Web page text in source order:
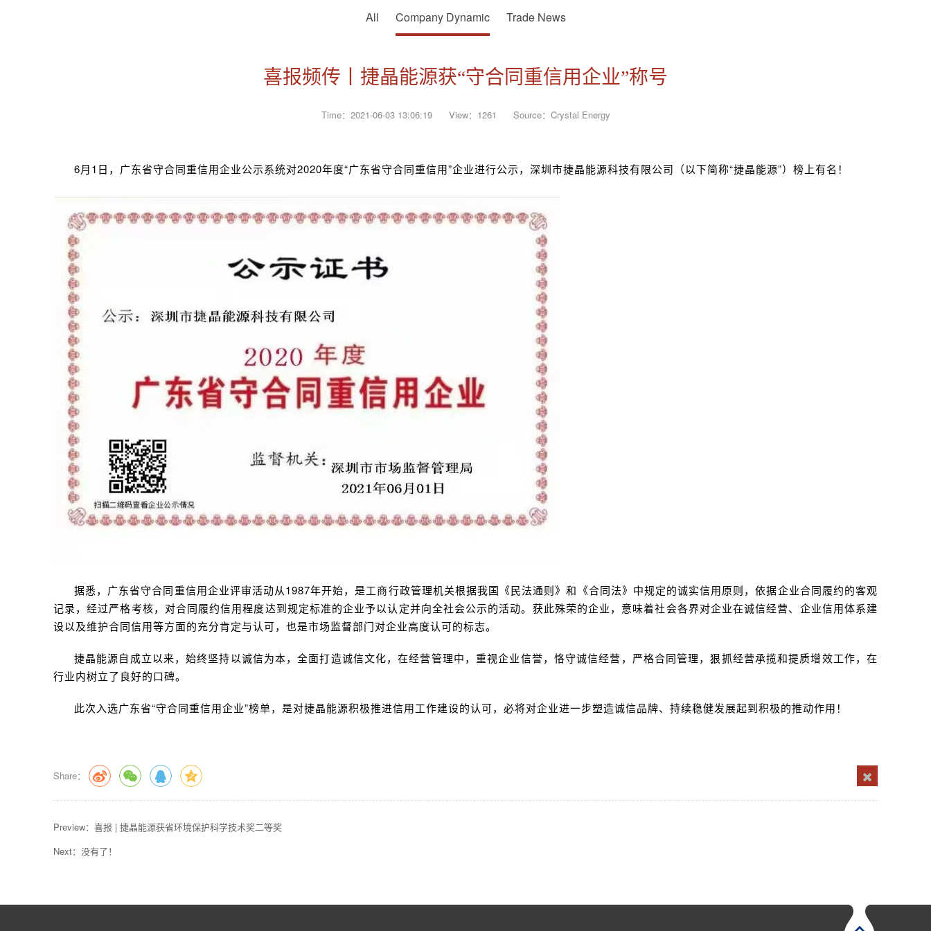
All Company Dynamic Trade News
喜报频传丨捷晶能源获“守合同重信用企业”称号
Time：2021-06-03 13:06:19 View：1261 Source：Crystal Energy
6月1日，广东省守合同重信用企业公示系统对2020年度“广东省守合同重信用”企业进行公示，深圳市捷晶能源科技有限公司（以下简称“捷晶能源”）榜上有名！
据悉，广东省守合同重信用企业评审活动从1987年开始，是工商行政管理机关根据我国《民法通则》和《合同法》中规定的诚实信用原则，依据企业合同履约的客观
记录，经过严格考核，对合同履约信用程度达到规定标准的企业予以认定并向全社会公示的活动。获此殊荣的企业，意味着社会各界对企业在诚信经营、企业信用体系建
设以及维护合同信用等方面的充分肯定与认可，也是市场监督部门对企业高度认可的标志。
捷晶能源自成立以来，始终坚持以诚信为本，全面打造诚信文化，在经营管理中，重视企业信誉，恪守诚信经营，严格合同管理，狠抓经营承揽和提质增效工作，在
行业内树立了良好的口碑。
此次入选广东省“守合同重信用企业”榜单，是对捷晶能源积极推进信用工作建设的认可，必将对企业进一步塑造诚信品牌、持续稳健发展起到积极的推动作用！
Share：
Preview： 喜报 | 捷晶能源获省环境保护科学技术奖二等奖
Next：没有了！